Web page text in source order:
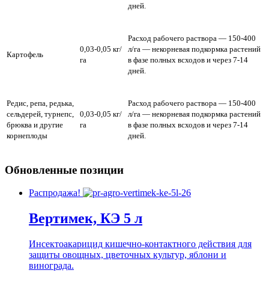
дней.
Картофель
0,03-0,05 кг/
га
Расход рабочего раствора — 150-400
л/га — некорневая подкормка растений
в фазе полных всходов и через 7-14
дней.
Редис, репа, редька,
сельдерей, турнепс,
брюква и другие
корнеплоды
0,03-0,05 кг/
га
Расход рабочего раствора — 150-400
л/га — некорневая подкормка растений
в фазе полных всходов и через 7-14
дней.
Обновленные позиции
Распродажа!
Вертимек, КЭ 5 л
Инсектоакарицид кишечно-контактного действия для
защиты овощных, цветочных культур, яблони и
винограда.